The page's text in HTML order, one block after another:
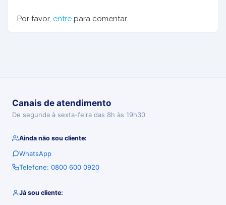
Por favor, entre para comentar.
Canais de atendimento
De segunda à sexta-feira das 8h às 19h30
Ainda não sou cliente:
WhatsApp
Telefone: 0800 600 0920
Já sou cliente: